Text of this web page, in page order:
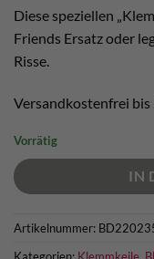
Diese speziellen
Friends Ersatz oder
Risse.
Versandkostenfrei bis
Vorrätig
IN
Artikelnummer: